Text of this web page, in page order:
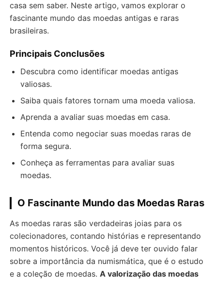
casa sem saber. Neste artigo, vamos explorar o
fascinante mundo das moedas antigas e raras
brasileiras.
Principais Conclusões
Descubra como identificar moedas antigas
valiosas.
Saiba quais fatores tornam uma moeda valiosa.
Aprenda a avaliar suas moedas em casa.
Entenda como negociar suas moedas raras de
forma segura.
Conheça as ferramentas para avaliar suas
moedas.
O Fascinante Mundo das Moedas Raras
As moedas raras são verdadeiras joias para os
colecionadores, contando histórias e representando
momentos históricos. Você já deve ter ouvido falar
sobre a importância da numismática, que é o estudo
e a coleção de moedas. A valorização das moedas